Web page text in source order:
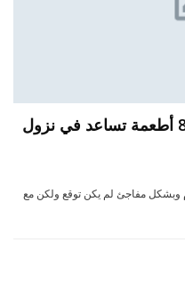
مشروبات للضغط المنخفض | 8 أطعمة تساعد في نزول
مفاجئ لم يكن توقع ولكن مع